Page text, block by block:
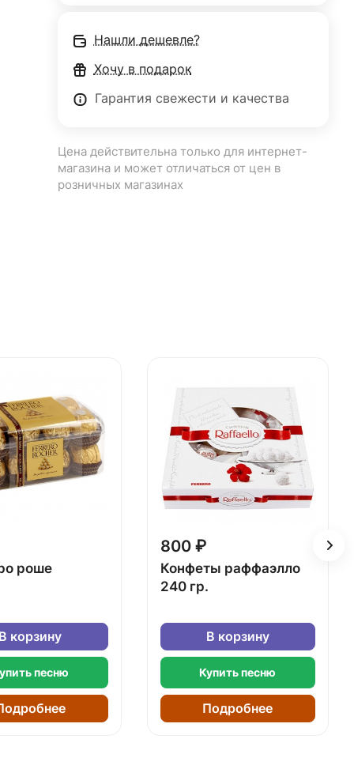
Нашли дешевле?
Хочу в подарок
Гарантия свежести и качества
Цена действительна только для интернет-
магазина и может отличаться от цен в
розничных магазинах
роше
В корзину
песню
800 ₽
Конфеты раффаэлло
240 гр.
В корзину
Купить песню
Подробнее